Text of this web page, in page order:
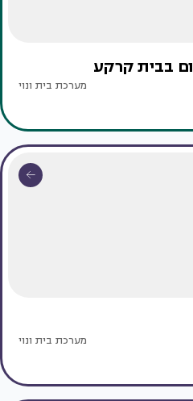
בבית קרקע
מערכת בית ונוי
מערכת בית ונוי